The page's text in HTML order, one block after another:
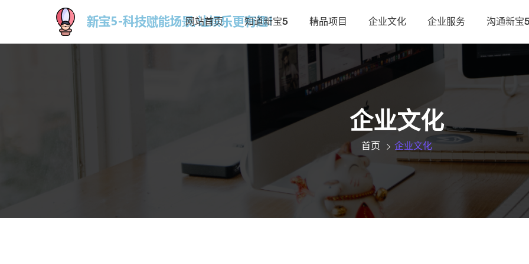
网站首页 知道新宝5 精品项目 企业文化 企业服务 沟通新宝
企业文化
首页 企业文化